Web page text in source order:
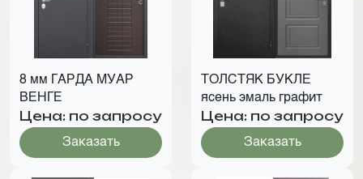
8 мм ГАРДА МУАР
ВЕНГЕ
Цена: по запросу
Заказать
ТОЛСТЯК БУКЛЕ
ясень эмаль графит
Цена: по запросу
Заказать